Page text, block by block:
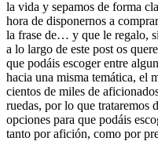
la vida y sepamos de forma
hora de disponernos a
la frase de… y que le regalo,
a lo largo de este post os
que podáis escoger entre
hacia una misma temática, el
cientos de miles de
ruedas, por lo que trataremos
opciones para que podáis
tanto por afición, como por